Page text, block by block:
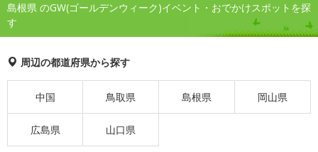
島根県 のGW(ゴールデンウィーク)イベント・おでかけスポットを探
す
周辺の都道府県から探す
中国 鳥取県 島根県 岡山県
広島県 山口県